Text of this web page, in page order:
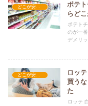
どこが安い？-お菓子・スイーツ・アイス
ポテ
らど
ポテト
のが一
デメリ
どこが安い？-お菓子・スイーツ・アイス
ロッ
買う
た
ロッテ